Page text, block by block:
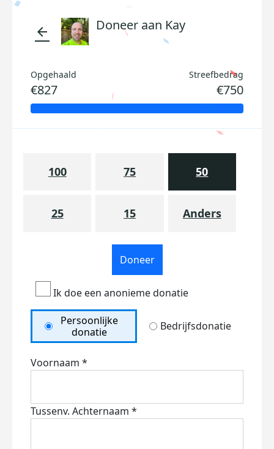
arrow_back Doneer aan Kay
Opgehaald
€827
Streefbedrag
€750
100 75 50
25 15 Anders
Doneer
Ik doe een anonieme donatie
Persoonlijke
donatie
Bedrijfsdonatie
Voornaam *
Tussenv. Achternaam *